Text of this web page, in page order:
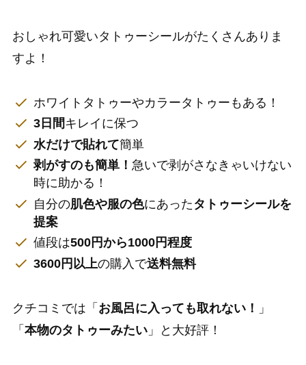
おしゃれ可愛いタトゥーシールがたくさんありま
すよ！
ホワイトタトゥーやカラータトゥーもある！
3日間キレイに保つ
水だけで貼れて簡単
剥がすのも簡単！急いで剥がさなきゃいけない
時に助かる！
自分の肌色や服の色にあった タトゥーシールを
提案
値段は500円から1000円程度
3600円以上の購入で送料無料
クチコミでは「 お風呂に入っても取れない！
」
「 本物のタトゥーみたい」と大好評！